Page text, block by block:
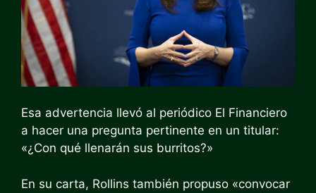
Esa advertencia llevó al periódico El Financiero
a hacer una pregunta pertinente en un titular:
«¿Con qué llenarán sus burritos?»
En su carta, Rollins también propuso «convocar